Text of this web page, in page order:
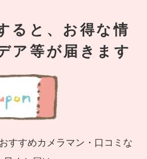
ると、お得な情
ア等が届きます
すすめカメラマン・口コミな